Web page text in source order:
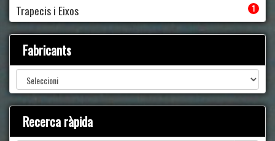
Trapecis i Eixos 1
Fabricants
Recerca ràpida